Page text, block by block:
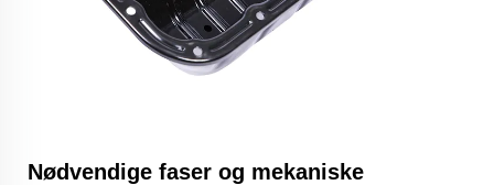
Nødvendige faser og mekaniske